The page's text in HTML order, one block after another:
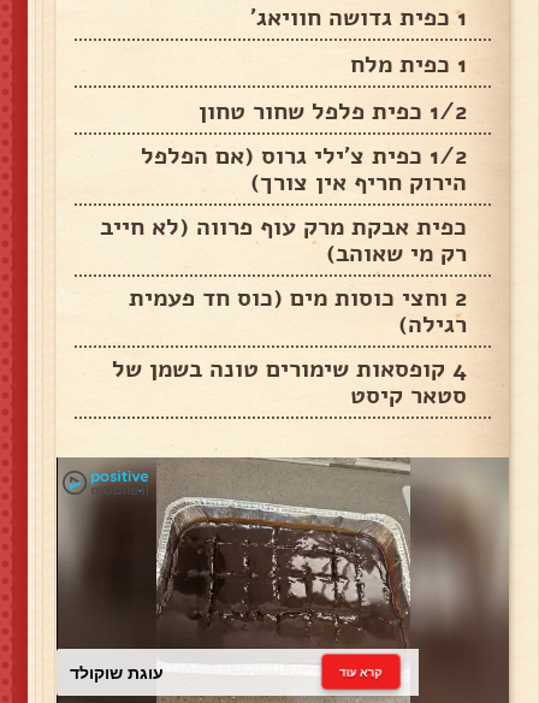
1 כפית גדושה חוויאג'
1 כפית מלח
1/2 כפית פלפל שחור טחון
1/2 כפית צ'ילי גרוס (אם הפלפל
הירוק חריף אין צורך)
כפית אבקת מרק עוף פרווה (לא חייב
רק מי שאוהב)
2 וחצי כוסות מים (כוס חד פעמית
רגילה)
4 קופסאות שימורים טונה בשמן של
סטאר קיסט
עוגת שוקולד קרא עוד